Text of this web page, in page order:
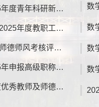
色血脉，锤炼党员实
统计学院教师党支
红色纪念园开展“迎
活动。 集宁战役红
贵红色记忆。全体师
誓，...
数学与统计学院2025年度青年科研新秀拟推荐人员名单的公示
数学与统计学院关于2025年度教职工考核的公示
数学与统计学院关于师德师风考核评价结的公示
数学与统计学院2025年申报高级职称拟推荐人员名单公示
关于拟推荐2025年度优秀教师及师德标兵的公示